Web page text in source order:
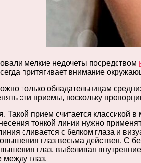
мелкие недочеты посредством
притягивает внимание
только обладательницам
эти приемы, поскольку
Такой прием считается классикой
тонкой линии нужно
сливается с белком глаза и
глаз весьма действен. С
глаз, выбеливая
между глаз.